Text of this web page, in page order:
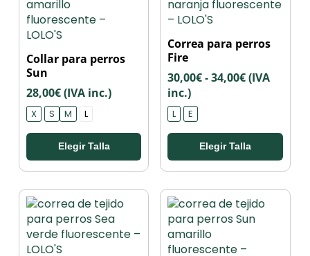
de
producto
de
producto
tiene
múltiples
variantes.
Las
opciones
se
pueden
elegir
en
la
página
de
Collar para perros
Sun
28,00€(IVA inc.)
X S M L
Elegir Talla
producto
tiene
múltiples
variantes.
Las
opciones
se
pueden
elegir
en
la
página
de
producto
Correa para perros
Fire
30,00€-34,00€Rango
30,00€
hasta
34,00€
(IVA
inc.)
L E
Elegir Talla